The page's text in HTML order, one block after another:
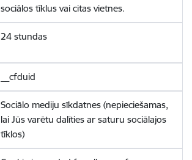
sociālos tīklus vai citas vietnes.
24 stundas
__cfduid
Sociālo mediju sīkdatnes (nepieciešamas,
lai Jūs varētu dalīties ar saturu sociālajos
tīklos)